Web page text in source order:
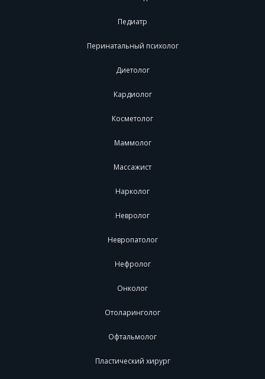
Педиатр
Перинатальный психолог
Диетолог
Кардиолог
Косметолог
Маммолог
Массажист
Нарколог
Невролог
Невропатолог
Нефролог
Онколог
Отоларинголог
Офтальмолог
Пластический хирург